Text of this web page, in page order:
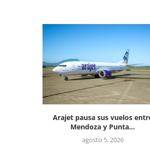
Arajet pausa sus vuelos
Mendoza y Punta...
agosto 5, 2026